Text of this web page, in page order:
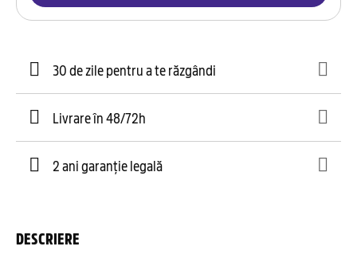
30 de zile pentru a te răzgândi
Livrare în 48/72h
2 ani garanție legală
DESCRIERE